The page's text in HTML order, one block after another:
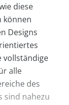
diese
können
Designs
vollständige
alle
des
sind nahezu